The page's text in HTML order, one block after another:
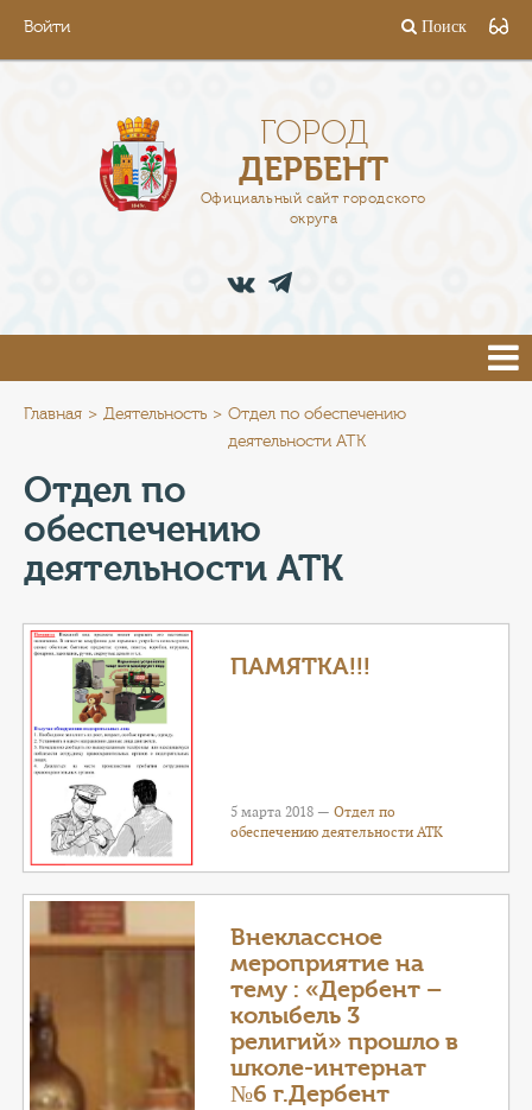
Войти Поиск
ГОРОД
ДЕРБЕНТ
Официальный сайт городского
округа
АДМИНИСТРАЦИЯ
ПРЕСС-ЦЕНТР
ТУРИСТАМ
КОНТАКТЫ
ТАРИФЫ
ГЕРОИ Z
КАТАЛОГ УСЛУГ
СЛУЖБА ПО КОНТРАКТУ
Главная Деятельность
Отдел по обеспечению
деятельности АТК
Отдел по
обеспечению
деятельности АТК
ПАМЯТКА!!!
5 марта 2018 —Отдел по
обеспечению деятельности АТК
Внеклассное
мероприятие на
тему : «Дербент –
колыбель 3
религий» прошло в
школе-интернат
№6 г.Дербент